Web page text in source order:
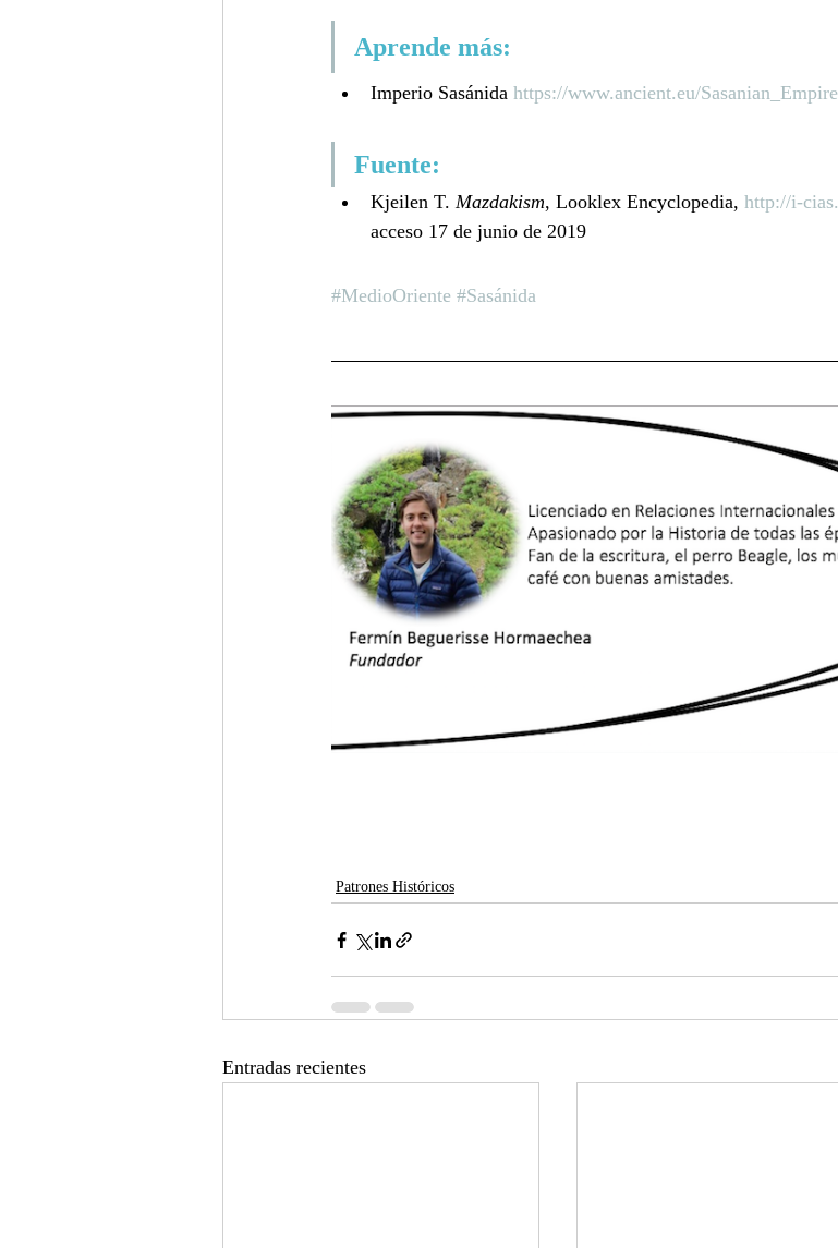
Aprende más:
Imperio Sasánida https://www.ancient.eu/
Fuente:
Kjeilen T. Mazdakism, Looklex Encyclopedia, http://i-
acceso 17 de junio de 2019
#MedioOriente #Sasánida
Patrones Históricos
Entradas recientes